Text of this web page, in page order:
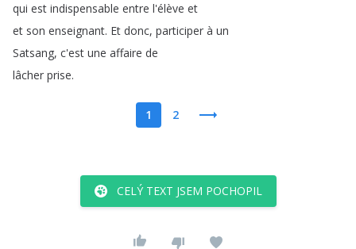
qui est indispensable entre l'élève et
et son enseignant. Et donc, participer à un
Satsang, c'est une affaire de
lâcher prise.
1 2
CELÝ TEXT JSEM POCHOPIL